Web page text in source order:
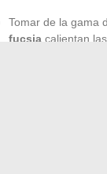
Tomar de la gama
fucsia calientan